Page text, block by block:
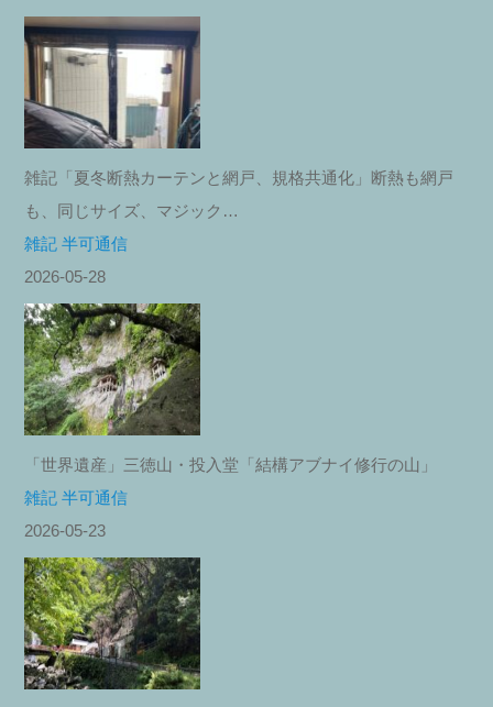
雑記「夏冬断熱カーテンと網戸、規格共通化」断熱も網戸
も、同じサイズ、マジック…
雑記 半可通信
2026-05-28
「世界遺産」三徳山・投入堂「結構アブナイ修行の山」
雑記 半可通信
2026-05-23